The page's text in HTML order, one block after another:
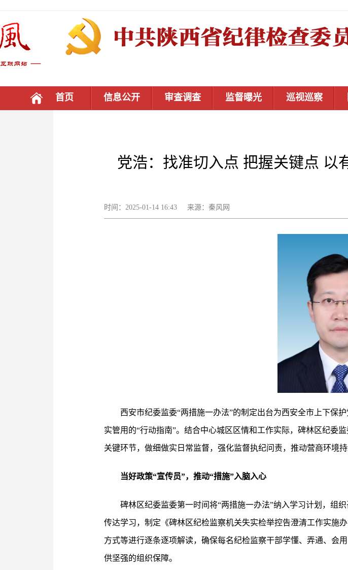
首页 信息公开 审查调查 监督曝光 巡视巡察
党浩：找准切入点 把握关键点 以
时间：2025-01-14 16:43 来源：秦风网
西安市纪委监委“两措施一办法”的制定出台为西安全市上下保
实管用的“行动指南”。结合中心城区区情和工作实际，碑林区纪委
关键环节，做细做实日常监督，强化监督执纪问责，推动营商环境
当好政策“宣传员”，推动“措施”入脑入心
碑林区纪委监委第一时间将“两措施一办法”纳入学习计划，组
传达学习，制定《碑林区纪检监察机关失实检举控告澄清工作实施
方式等进行逐条逐项解读，确保每名纪检监察干部学懂、弄通、会
供坚强的组织保障。